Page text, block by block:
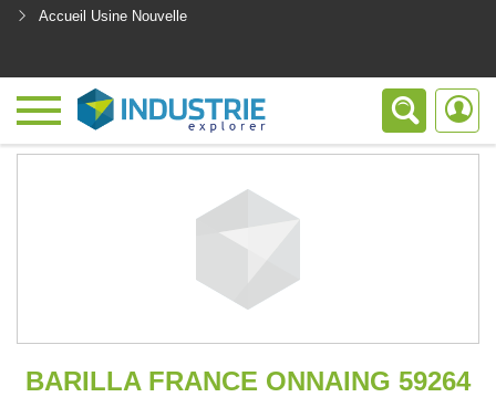
Accueil Usine Nouvelle
BARILLA FRANCE ONNAING 59264